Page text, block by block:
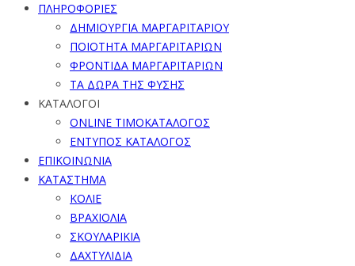
ΠΛΗΡΟΦΟΡΙΕΣ
ΔΗΜΙΟΥΡΓΙΑ ΜΑΡΓΑΡΙΤΑΡΙΟΥ
ΠΟΙΟΤΗΤΑ ΜΑΡΓΑΡΙΤΑΡΙΩΝ
ΦΡΟΝΤΙΔΑ ΜΑΡΓΑΡΙΤΑΡΙΩΝ
ΤΑ ΔΩΡΑ ΤΗΣ ΦΥΣΗΣ
ΚΑΤΑΛΟΓΟΙ
ONLINE ΤΙΜΟΚΑΤΑΛΟΓΟΣ
ΕΝΤΥΠΟΣ ΚΑΤΑΛΟΓΟΣ
ΕΠΙΚΟΙΝΩΝΙΑ
ΚΑΤΑΣΤΗΜΑ
ΚΟΛΙΕ
ΒΡΑΧΙΟΛΙΑ
ΣΚΟΥΛΑΡΙΚΙΑ
ΔΑΧΤΥΛΙΔΙΑ